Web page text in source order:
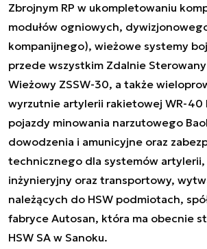
Zbrojnym RP w ukompletowaniu
modułów ogniowych,
kompanijnego), wieżowe systemy
przede wszystkim Zdalnie
Wieżowy ZSSW-30, a także
wyrzutnie artylerii rakietowej WR-40
pojazdy minowania narzutowego
dowodzenia i amunicyjne oraz
technicznego dla systemów artylerii,
inżynieryjny oraz transportowy,
należących do HSW podmiotach,
fabryce Autosan, która ma obecnie
HSW SA w Sanoku.